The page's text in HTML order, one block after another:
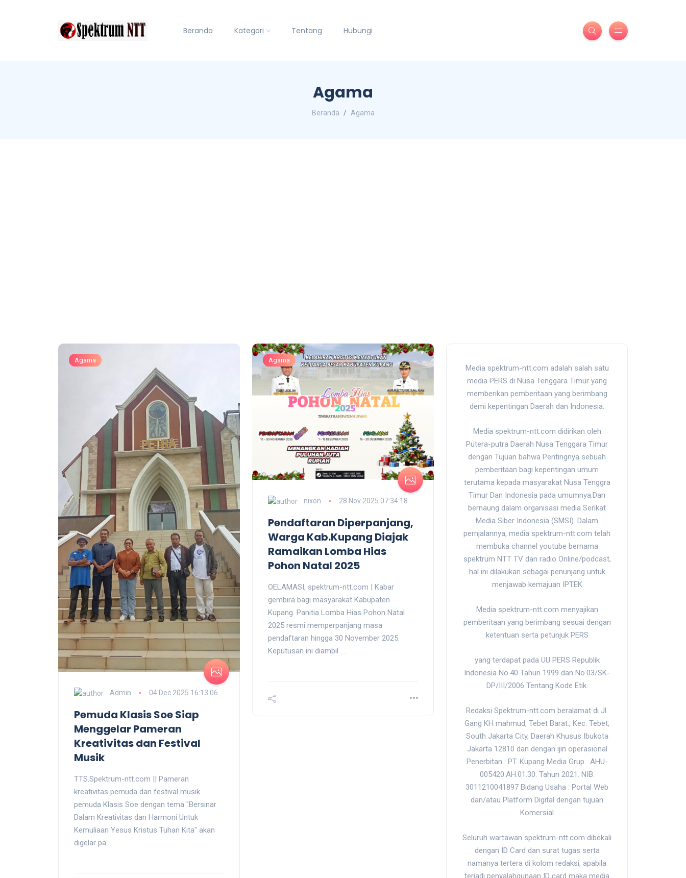
Beranda Kategori Tentang Hubungi
Agama
Beranda Agama
Agama
Admin 04 Dec 2025 16:13:06
Pemuda Klasis Soe Siap
Menggelar Pameran
Kreativitas dan Festival
Musik
TTS.Spektrum-ntt.com || Pameran
kreativitas pemuda dan festival musik
pemuda Klasis Soe dengan tema "Bersinar
Dalam Kreativitas dan Harmoni Untuk
Kemuliaan Yesus Kristus Tuhan Kita" akan
digelar pa ...
Agama
nixon 28 Nov 2025 07:34:18
Pendaftaran Diperpanjang,
Warga Kab.Kupang Diajak
Ramaikan Lomba Hias
Pohon Natal 2025
OELAMASI, spektrum-ntt.com | Kabar
gembira bagi masyarakat Kabupaten
Kupang. Panitia Lomba Hias Pohon Natal
2025 resmi memperpanjang masa
pendaftaran hingga 30 November 2025.
Keputusan ini diambil ...
Media spektrum-ntt.com adalah salah satu
media PERS di Nusa Tenggara Timur yang
memberikan pemberitaan yang berimbang
demi kepentingan Daerah dan Indonesia.
Media spektrum-ntt.com didirikan oleh
Putera-putra Daerah Nusa Tenggara Timur
dengan Tujuan bahwa Pentingnya sebuah
pemberitaan bagi kepentingan umum
terutama kepada masyarakat Nusa Tenggra
Timur Dan Indonesia pada umumnya.Dan
bernaung dalam organisasi media Serikat
Media Siber Indonesia (SMSI). Dalam
pernjalannya, media spektrum-ntt.com telah
membuka channel youtube bernama
spektrum NTT TV dan radio Online/podcast,
hal ini dilakukan sebagai penunjang untuk
menjawab kemajuan IPTEK
Media spektrum-ntt.com menyajikan
pemberitaan yang berimbang sesuai dengan
ketentuan serta petunjuk PERS
yang terdapat pada UU PERS Republik
Indonesia No.40 Tahun 1999 dan No.03/SK-
DP/III/2006 Tentang Kode Etik.
Redaksi Spektrum-ntt.com beralamat di Jl.
Gang KH mahmud, Tebet Barat., Kec. Tebet,
South Jakarta City, Daerah Khusus Ibukota
Jakarta 12810 dan dengan ijin operasional
Penerbitan : PT. Kupang Media Grup . AHU-
005420.AH.01.30. Tahun 2021. NIB.
3011210041897 Bidang Usaha : Portal Web
dan/atau Platform Digital dengan tujuan
Komersial
Seluruh wartawan spektrum-ntt.com dibekali
dengan ID Card dan surat tugas serta
namanya tertera di kolom redaksi, apabila
terjadi penyalahgunaan ID card maka media